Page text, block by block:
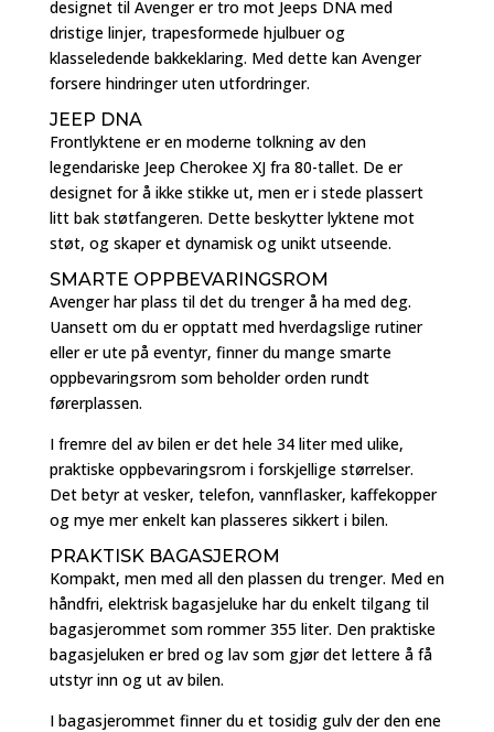
designet til Avenger er tro mot Jeeps DNA med
dristige linjer, trapesformede hjulbuer og
klasseledende bakkeklaring. Med dette kan Avenger
forsere hindringer uten utfordringer.
JEEP DNA
Frontlyktene er en moderne tolkning av den
legendariske Jeep Cherokee XJ fra 80-tallet. De er
designet for å ikke stikke ut, men er i stede plassert
litt bak støtfangeren. Dette beskytter lyktene mot
støt, og skaper et dynamisk og unikt utseende.
SMARTE OPPBEVARINGSROM
Avenger har plass til det du trenger å ha med deg.
Uansett om du er opptatt med hverdagslige rutiner
eller er ute på eventyr, finner du mange smarte
oppbevaringsrom som beholder orden rundt
førerplassen.
I fremre del av bilen er det hele 34 liter med ulike,
praktiske oppbevaringsrom i forskjellige størrelser.
Det betyr at vesker, telefon, vannflasker, kaffekopper
og mye mer enkelt kan plasseres sikkert i bilen.
PRAKTISK BAGASJEROM
Kompakt, men med all den plassen du trenger. Med en
håndfri, elektrisk bagasjeluke har du enkelt tilgang til
bagasjerommet som rommer 355 liter. Den praktiske
bagasjeluken er bred og lav som gjør det lettere å få
utstyr inn og ut av bilen.
I bagasjerommet finner du et tosidig gulv der den ene